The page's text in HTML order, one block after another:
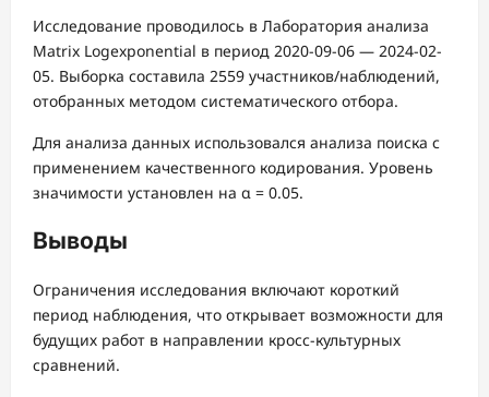
Исследование проводилось в Лаборатория анализа
Matrix Logexponential в период 2020-09-06 — 2024-02-
05. Выборка составила 2559 участников/наблюдений,
отобранных методом систематического отбора.
Для анализа данных использовался анализа поиска с
применением качественного кодирования. Уровень
значимости установлен на α = 0.05.
Выводы
Ограничения исследования включают короткий
период наблюдения, что открывает возможности для
будущих работ в направлении кросс-культурных
сравнений.